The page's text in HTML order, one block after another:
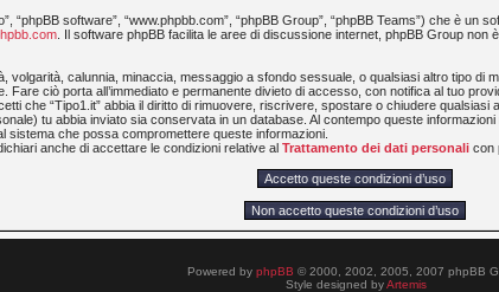
“phpBB software”, “www.phpbb.com”, “phpBB Group”, “phpBB Teams”) che è un
. Il software phpBB facilita le aree di discussione internet, phpBB Group
volgarità, calunnia, minaccia, messaggio a sfondo sessuale, o qualsiasi altro tipo di
Fare ciò porta all’immediato e permanente divieto di accesso, con notifica al tuo
che “Tipo1.it” abbia il diritto di rimuovere, riscrivere, spostare o chiudere
tu abbia inviato sia conservata in un database. Al contempo queste
sistema che possa compromettere queste informazioni.
anche di accettare le condizioni relative alTrattamento dei dati personali con
Powered by phpBB © 2000, 2002, 2005, 2007 phpBB
Style designed byArtemis